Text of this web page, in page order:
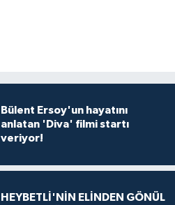
Bülent Ersoy'un hayatını
anlatan 'Diva' filmi startı
veriyor!
HEYBETLİ'NİN ELİNDEN GÖNÜL